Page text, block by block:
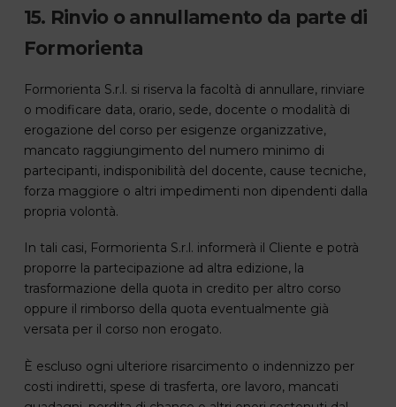
15. Rinvio o annullamento da parte di
Formorienta
Formorienta S.r.l. si riserva la facoltà di annullare, rinviare
o modificare data, orario, sede, docente o modalità di
erogazione del corso per esigenze organizzative,
mancato raggiungimento del numero minimo di
partecipanti, indisponibilità del docente, cause tecniche,
forza maggiore o altri impedimenti non dipendenti dalla
propria volontà.
In tali casi, Formorienta S.r.l. informerà il Cliente e potrà
proporre la partecipazione ad altra edizione, la
trasformazione della quota in credito per altro corso
oppure il rimborso della quota eventualmente già
versata per il corso non erogato.
È escluso ogni ulteriore risarcimento o indennizzo per
costi indiretti, spese di trasferta, ore lavoro, mancati